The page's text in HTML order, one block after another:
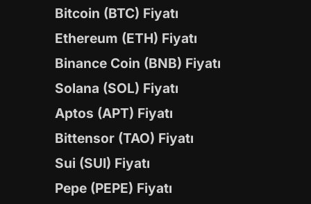
Bitcoin (BTC) Fiyatı
Ethereum (ETH) Fiyatı
Binance Coin (BNB) Fiyatı
Solana (SOL) Fiyatı
Aptos (APT) Fiyatı
Bittensor (TAO) Fiyatı
Sui (SUI) Fiyatı
Pepe (PEPE) Fiyatı